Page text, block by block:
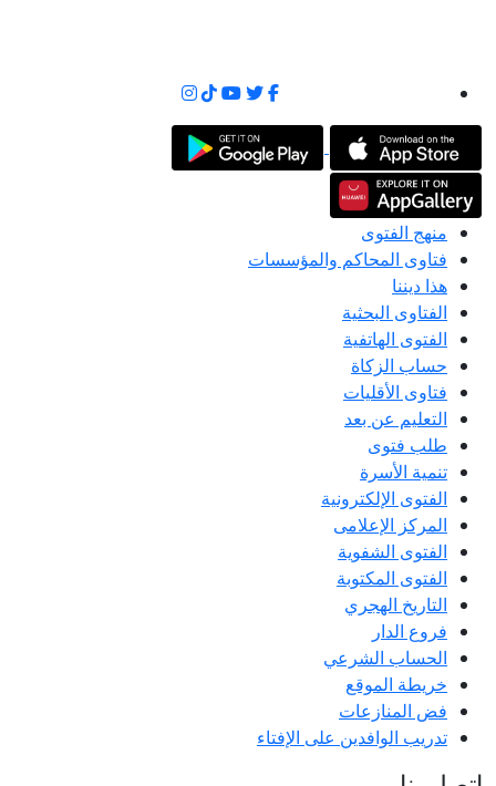
منهج الفتوى
فتاوى المحاكم والمؤسسات
هذا ديننا
الفتاوى البحثية
الفتوى الهاتفية
حساب الزكاة
فتاوى الأقليات
التعليم عن بعد
طلب فتوى
تنمية الأسرة
الفتوى الإلكترونية
المركز الإعلامى
الفتوى الشفوية
الفتوى المكتوبة
التاريخ الهجري
فروع الدار
الحساب الشرعي
خريطة الموقع
فض المنازعات
تدريب الوافدين على الإفتاء